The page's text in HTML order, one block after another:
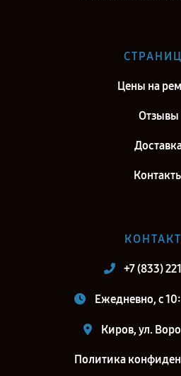
Ремонт тепловизионного прицела
Ремонт тепловизионного прицела
Санкт-
Цены на
Отзывы
+7 (833)
Ежедневно, с
Киров, ул.
Политика